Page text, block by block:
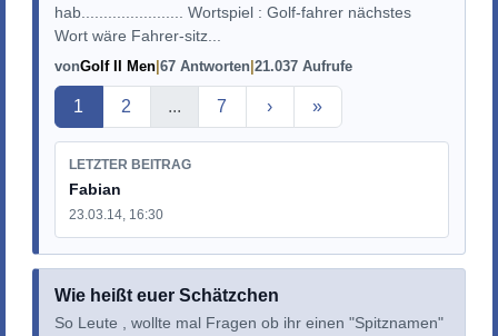
hab....................... Wortspiel : Golf-fahrer nächstes
Wort wäre Fahrer-sitz...
vonGolf II Men 67 Antworten 21.037 Aufrufe
Aktuelle Seite
1 2 ... 7 › »
LETZTER BEITRAG
Fabian
23.03.14, 16:30
Wie heißt euer Schätzchen
So Leute , wollte mal Fragen ob ihr einen "Spitznamen"